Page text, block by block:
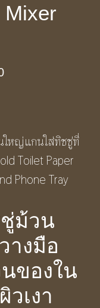
Mixer
Current
ม้วน
างมือ
ของใน
วเงา